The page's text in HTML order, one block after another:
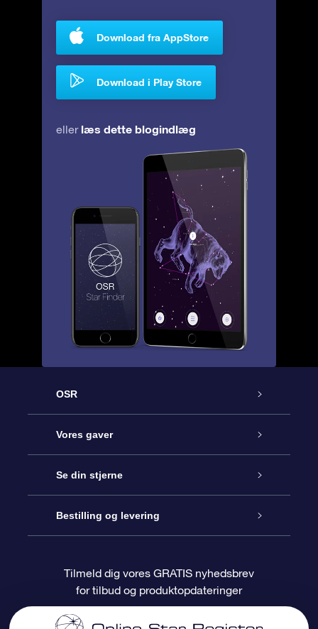
Download fra AppStore
Download i Play Store
eller læs dette blogindlæg
OSR
Kundeservice
Kontakt os
Bloggen
Anmeldelser
Vores gaver
Online Stjernegave
OSR Gavepakke
OSR Gavekortet
Se din stjerne
Star Register
Personliggjort Stjerneside
Bestilling og levering
Betalingsinformation
Tilmeld dig vores GRATIS nyhedsbrev
for tilbud og produktopdateringer